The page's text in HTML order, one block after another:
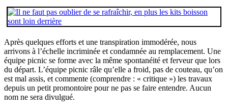
Après quelques efforts et une transpiration immodérée, nous
arrivons à l’échelle incriminée et condamnée au remplacement. Une
équipe picnic se forme avec la même spontanéité et ferveur que lors
du départ. L’équipe picnic râle qu’elle a froid, pas de couteau, qu’on
est mal assis, et commente (comprendre : « critique ») les travaux
depuis un petit promontoire pour ne pas se faire entendre. Aucun
nom ne sera divulgué.